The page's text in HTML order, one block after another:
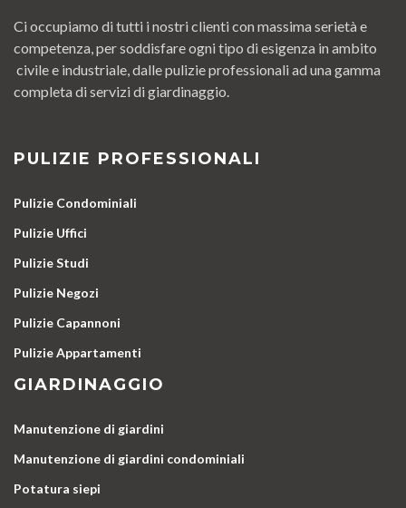
Ci occupiamo di tutti i nostri clienti con massima serietà e
competenza, per soddisfare ogni tipo di esigenza in ambito
civile e industriale, dalle pulizie professionali ad una gamma
completa di servizi di giardinaggio.
PULIZIE PROFESSIONALI
Pulizie Condominiali
Pulizie Uffici
Pulizie Studi
Pulizie Negozi
Pulizie Capannoni
Pulizie Appartamenti
GIARDINAGGIO
Manutenzione di giardini
Manutenzione di giardini condominiali
Potatura siepi